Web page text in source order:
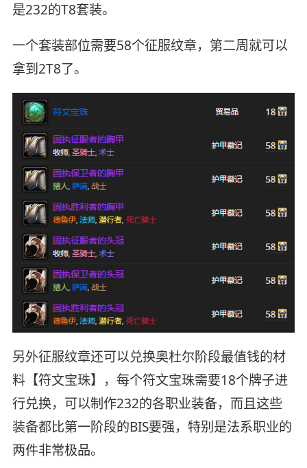
是232的T8套装。
一个套装部位需要58个征服纹章，第二周就可以
拿到2T8了。
另外征服纹章还可以兑换奥杜尔阶段最值钱的材
料【符文宝珠】，每个符文宝珠需要18个牌子进
行兑换，可以制作232的各职业装备，而且这些
装备都比第一阶段的BIS要强，特别是法系职业的
两件非常极品。